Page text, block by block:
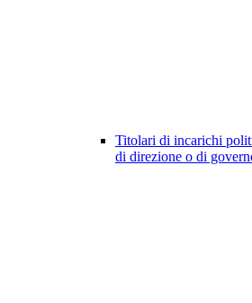
Titolari di incarichi
di direzione o di